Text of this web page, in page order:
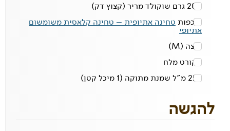
200 גרם שוקולד מריר (קצוץ דק)
4 כפות
טחינה אתיופית – טחינה קלאסית משומשום
אתיופי
ביצה (M)
1 קורט
מלח
250 מ"ל
שמנת מתוקה (1 מיכל קטן)
להגשה